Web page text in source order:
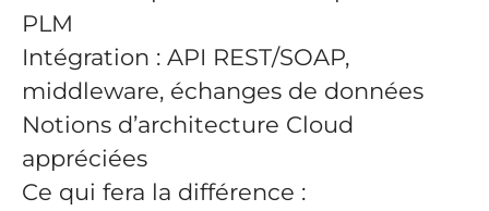
PLM
Intégration : API REST/SOAP,
middleware, échanges de données
Notions d’architecture Cloud
appréciées
Ce qui fera la différence :